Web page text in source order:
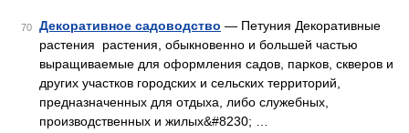
70 Декоративное садоводство — Петуния Декоративные
растения растения, обыкновенно и большей частью
выращиваемые для оформления садов, парков, скверов и
других участков городских и сельских территорий,
предназначенных для отдыха, либо служебных,
производственных и жилых&#8230; …